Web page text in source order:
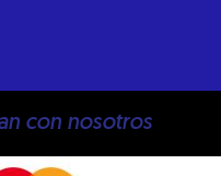
con nosotros